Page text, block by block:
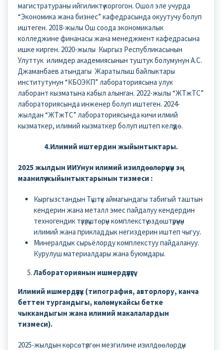
магистратураны ийгиликтүү коргогон. Ошол эле учурда
“Экономика жана бизнес” кафедрасында окуутучу болуп
иштеген. 2018-жылы Ош соода экономикалык
колледжине финанасы жана менеджмент кафедрасына
ишке кирген. 2020-жылы Кыргыз Республикасынын
Улуттук илимдер академиясынын туштук болумунун А.С.
Джаманбаев атындагы Жаратылыш байлыктары
институтунун “КБОЭКП” лабораториясына улук
лаборант кызматына кабыл алынган. 2022-жылы “ЖТжТС”
лабораториясында инженер болуп иштеген. 2024-
жылдан “ЖТжТС” лабораториясында кичи илмий
кызматкер, илимий кызматкер болуп иштеп келүүдө.
4.Илимий иштердин жыйынтыктары.
2025 жылдын ИИУнун илимий изилдөөлөрүнүн эң
маанилүү жыйынтыктарынын тизмеси :
Кыргызстандын Түштүк аймагындагы табигый таштын
кендерин жана металл эмес пайдалуу кендердин
техногендик түзүлүштөрүн комплекстүү өздөштүрүүнүн
илимий жана прикладдык негиздерин иштеп чыгуу.
Минералдык сырьёлорду комплекстуу пайдалануу.
Курулуш материалдары жана буюмдары.
Лабораториянын ишмердүүлүгү.
Илимий ишмердүүлүк (типография, авторлору, канча
беттен тургандыгы, көлөмү, кайсы бетке
чыккандыгын жана илимий макалалардын
тизмеси).
2025-жылдын көрсөтүлгөн мезгилине изилдөөлөрдүн